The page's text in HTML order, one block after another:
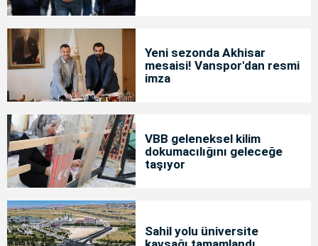
Yeni sezonda Akhisar
mesaisi! Vanspor'dan resmi
imza
VBB geleneksel kilim
dokumacılığını geleceğe
taşıyor
Sahil yolu üniversite